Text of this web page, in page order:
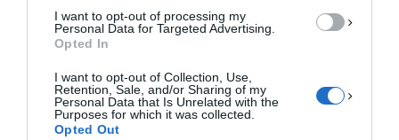
I want to opt-out of processing my
Personal Data for Targeted Advertising.
Opted In
I want to opt-out of Collection, Use,
Retention, Sale, and/or Sharing of my
Personal Data that Is Unrelated with the
Purposes for which it was collected.
Opted Out